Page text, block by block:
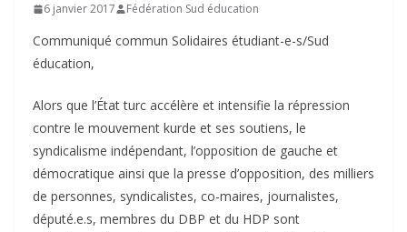
6 janvier 2017 Fédération Sud éducation
Communiqué commun Solidaires étudiant-e-s/Sud
éducation,
Alors que l’État turc accélère et intensifie la répression
contre le mouvement kurde et ses soutiens, le
syndicalisme indépendant, l’opposition de gauche et
démocratique ainsi que la presse d’opposition, des milliers
de personnes, syndicalistes, co-maires, journalistes,
député.e.s, membres du DBP et du HDP sont